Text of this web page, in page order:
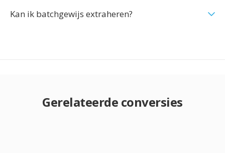
Kan ik batchgewijs extraheren?
Gerelateerde conversies